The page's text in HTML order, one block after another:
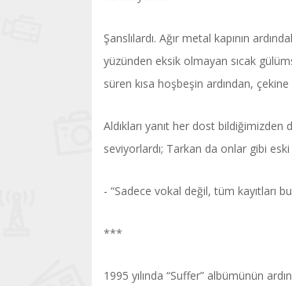
Şanslılardı. Ağır metal kapının
yüzünden eksik olmayan sıcak
süren kısa hoşbeşin ardından,
Aldıkları yanıt her dost bildiğimizden
seviyorlardı; Tarkan da onlar gibi
- “Sadece vokal değil, tüm kayıtları
***
1995 yılında “Suffer” albümünün